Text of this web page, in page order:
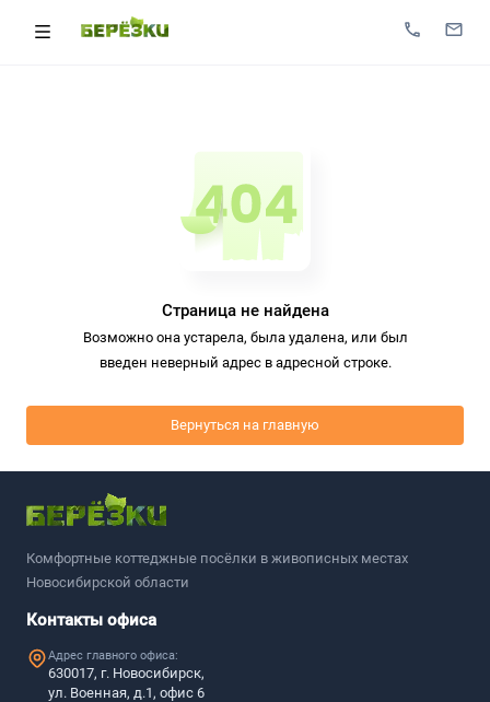
Страница не найдена
Возможно она устарела, была удалена, или был
введен неверный адрес в адресной строке.
Вернуться на главную
Комфортные коттеджные посёлки в живописных местах
Новосибирской области
Контакты офиса
Адрес главного офиса:
630017, г. Новосибирск,
ул. Военная, д.1, офис 6